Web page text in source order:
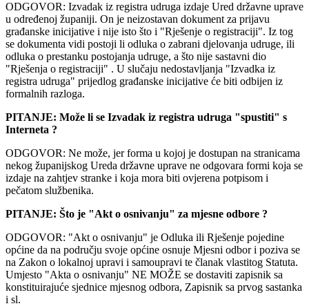
ODGOVOR: Izvadak iz registra udruga izdaje Ured državne uprave
u određenoj županiji. On je neizostavan dokument za prijavu
građanske inicijative i nije isto što i "Rješenje o registraciji". Iz tog
se dokumenta vidi postoji li odluka o zabrani djelovanja udruge, ili
odluka o prestanku postojanja udruge, a što nije sastavni dio
"Rješenja o registraciji" . U slučaju nedostavljanja "Izvadka iz
registra udruga" prijedlog građanske inicijative će biti odbijen iz
formalnih razloga.
PITANJE: Može li se Izvadak iz registra udruga "spustiti" s
Interneta ?
ODGOVOR: Ne može, jer forma u kojoj je dostupan na stranicama
nekog županijskog Ureda državne uprave ne odgovara formi koja se
izdaje na zahtjev stranke i koja mora biti ovjerena potpisom i
pečatom službenika.
PITANJE: Što je "Akt o osnivanju" za mjesne odbore ?
ODGOVOR: "Akt o osnivanju" je Odluka ili Rješenje pojedine
općine da na području svoje općine osnuje Mjesni odbor i poziva se
na Zakon o lokalnoj upravi i samoupravi te članak vlastitog Statuta.
Umjesto "Akta o osnivanju" NE MOŽE se dostaviti zapisnik sa
konstituirajuće sjednice mjesnog odbora, Zapisnik sa prvog sastanka
i sl.